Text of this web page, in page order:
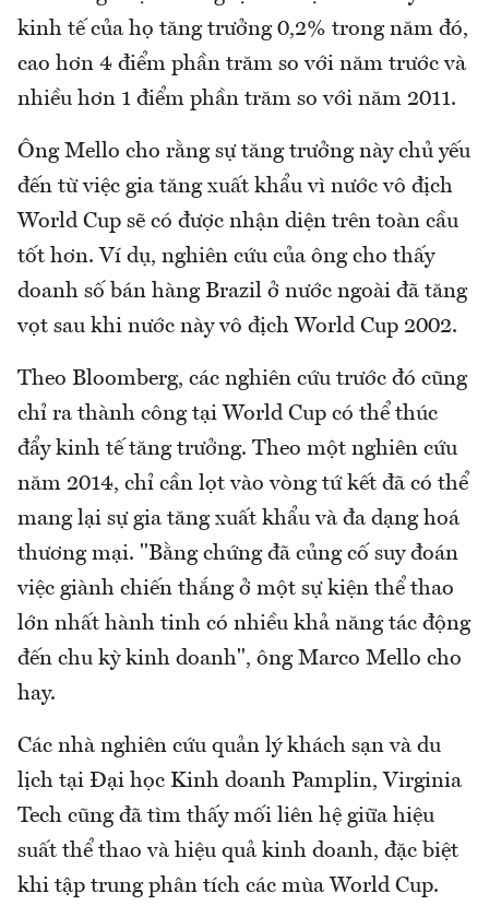
kinh tế của họ tăng trưởng 0,2% trong năm đó,
cao hơn 4 điểm phần trăm so với năm trước và
nhiều hơn 1 điểm phần trăm so với năm 2011.
Ông Mello cho rằng sự tăng trưởng này chủ yếu
đến từ việc gia tăng xuất khẩu vì nước vô địch
World Cup sẽ có được nhận diện trên toàn cầu
tốt hơn. Ví dụ, nghiên cứu của ông cho thấy
doanh số bán hàng Brazil ở nước ngoài đã tăng
vọt sau khi nước này vô địch World Cup 2002.
Theo Bloomberg, các nghiên cứu trước đó cũng
chỉ ra thành công tại World Cup có thể thúc
đẩy kinh tế tăng trưởng. Theo một nghiên cứu
năm 2014, chỉ cần lọt vào vòng tứ kết đã có thể
mang lại sự gia tăng xuất khẩu và đa dạng hoá
thương mại. "Bằng chứng đã củng cố suy đoán
việc giành chiến thắng ở một sự kiện thể thao
lớn nhất hành tinh có nhiều khả năng tác động
đến chu kỳ kinh doanh", ông Marco Mello cho
hay.
Các nhà nghiên cứu quản lý khách sạn và du
lịch tại Đại học Kinh doanh Pamplin, Virginia
Tech cũng đã tìm thấy mối liên hệ giữa hiệu
suất thể thao và hiệu quả kinh doanh, đặc biệt
khi tập trung phân tích các mùa World Cup.